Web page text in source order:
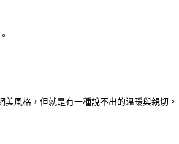
風格，但就是有一種說不出的溫暖與親切。